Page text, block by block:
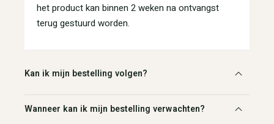
het product kan binnen 2 weken na ontvangst
terug gestuurd worden.
Kan ik mijn bestelling volgen?
Wanneer kan ik mijn bestelling verwachten?